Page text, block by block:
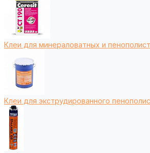
Клеи для минераловатных и
Клеи для экструдированного